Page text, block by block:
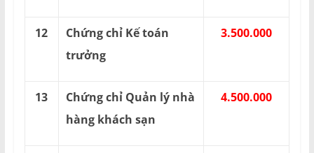
12
Chứng chỉ Kế toán
trưởng
3.500.000
13
Chứng chỉ Quản lý nhà
hàng khách sạn
4.500.000